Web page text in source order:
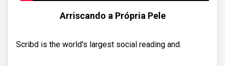
Arriscando a Própria Pele
Scribd is the world's largest social reading and.